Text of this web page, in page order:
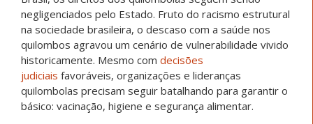
negligenciados pelo Estado. Fruto do racismo estrutural
na sociedade brasileira, o descaso com a saúde nos
quilombos agravou um cenário de vulnerabilidade vivido
historicamente. Mesmo com decisões
judiciais favoráveis, organizações e lideranças
quilombolas precisam seguir batalhando para garantir o
básico: vacinação, higiene e segurança alimentar.